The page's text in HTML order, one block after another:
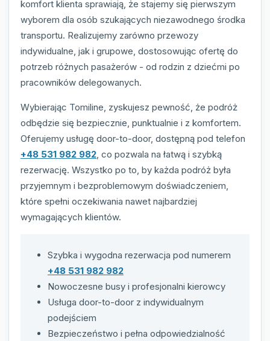
komfort klienta sprawiają, że stajemy się pierwszym
wyborem dla osób szukających niezawodnego środka
transportu. Realizujemy zarówno przewozy
indywidualne, jak i grupowe, dostosowując ofertę do
potrzeb różnych pasażerów - od rodzin z dziećmi po
pracowników delegowanych.
Wybierając Tomiline, zyskujesz pewność, że podróż
odbędzie się bezpiecznie, punktualnie i z komfortem.
Oferujemy usługę door-to-door, dostępną pod telefon
+48 531 982 982 , co pozwala na łatwą i szybką
rezerwację. Wszystko po to, by każda podróż była
przyjemnym i bezproblemowym doświadczeniem,
które spełni oczekiwania nawet najbardziej
wymagających klientów.
Szybka i wygodna rezerwacja pod numerem
+48 531 982 982
Nowoczesne busy i profesjonalni kierowcy
Usługa door-to-door z indywidualnym
podejściem
Bezpieczeństwo i pełna odpowiedzialność